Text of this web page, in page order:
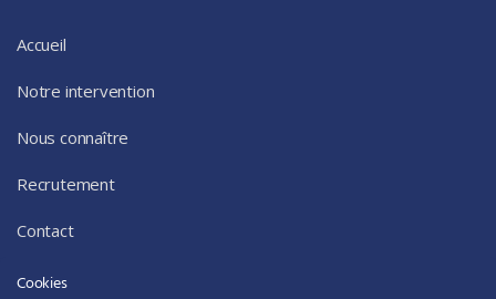
Accueil
Notre intervention
Nous connaître
Recrutement
Contact
34 route de Bordeaux,
Cookies